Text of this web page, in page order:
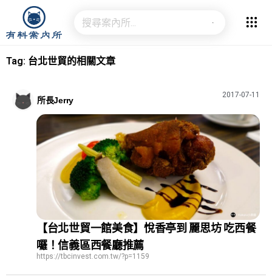
Tag: 台北世貿的相關文章
所長Jerry
2017-07-11
【台北世貿一館美食】悅香亭到 麗思坊 吃西餐
囉！信義區西餐廳推薦
https://tbcinvest.com.tw/?p=1159